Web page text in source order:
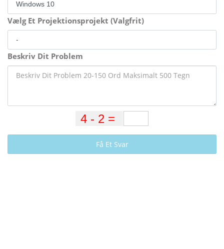
Vælg Et Projektionsprojekt (Valgfrit)
Beskriv Dit Problem
Få Et Svar